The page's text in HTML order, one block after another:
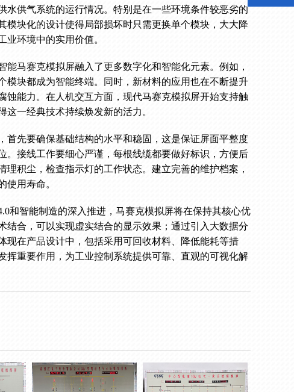
供气系统的运行情况。特别是在一些环境条件较恶劣的
模块化的设计使得局部损坏时只需更换单个模块，大大降
环境中的实用价值。
马赛克模拟屏融入了更多数字化和智能化元素。例如，
块都成为智能终端。同时，新材料的应用也在不断提升
能力。在人机交互方面，现代马赛克模拟屏开始支持触
一经典技术持续焕发新的活力。
先要确保基础结构的水平和稳固，这是保证屏面平整度
。接线工作要细心严谨，每根线缆都要做好标识，方便后
积尘，检查指示灯的工作状态。建立完善的维护档案，
使用寿命。
和智能制造的深入推进，马赛克模拟屏将在保持其核心优
合，可以实现虚实结合的显示效果；通过引入大数据分
现在产品设计中，包括采用可回收材料、降低能耗等措
重要作用，为工业控制系统提供可靠、直观的可视化解